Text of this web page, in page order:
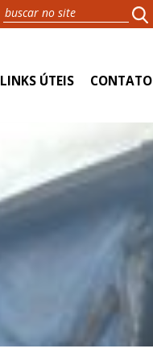
LINKS ÚTEIS CONTATO